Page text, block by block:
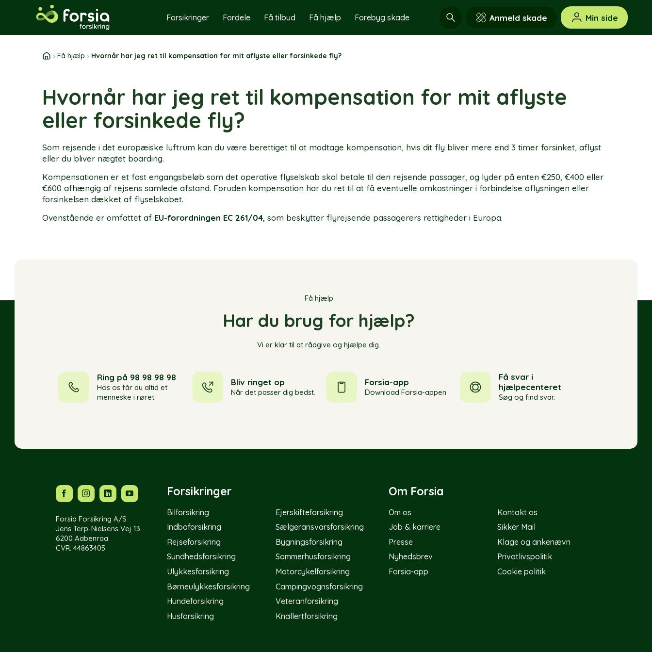
Forsikringer Fordele Få tilbud Få hjælp Forebyg skade Anmeld skade Min side
Få hjælp Hvornår har jeg ret til kompensation for mit aflyste eller forsinkede fly?
Hvornår har jeg ret til kompensation for mit aflyste
eller forsinkede fly?
Som rejsende i det europæiske luftrum kan du være berettiget til at modtage kompensation, hvis dit fly bliver mere end 3 timer forsinket, aflyst
eller du bliver nægtet boarding.
Kompensationen er et fast engangsbeløb som det operative flyselskab skal betale til den rejsende passager, og lyder på enten €250, €400 eller
€600 afhængig af rejsens samlede afstand. Foruden kompensation har du ret til at få eventuelle omkostninger i forbindelse aflysningen eller
forsinkelsen dækket af flyselskabet.
Ovenstående er omfattet af EU-forordningen EC 261/04, som beskytter flyrejsende passagerers rettigheder i Europa.
Få hjælp
Har du brug for hjælp?
Vi er klar til at rådgive og hjælpe dig.
Ring på 98 98 98 98
Hos os får du altid et
menneske i røret.
Bliv ringet op
Når det passer dig bedst.
Forsia-app
Download Forsia-appen
Få svar i
hjælpecenteret
Søg og find svar.
Forsia Forsikring A/S
Jens Terp-Nielsens Vej 13
6200 Aabenraa
CVR: 44863405
Forsikringer
Bilforsikring
Indboforsikring
Rejseforsikring
Sundhedsforsikring
Ulykkesforsikring
Børneulykkesforsikring
Hundeforsikring
Husforsikring
Ejerskifteforsikring
Sælgeransvarsforsikring
Bygningsforsikring
Sommerhusforsikring
Motorcykelforsikring
Campingvognsforsikring
Veteranforsikring
Knallertforsikring
Om Forsia
Om os
Job & karriere
Presse
Nyhedsbrev
Forsia-app
Kontakt os
Sikker Mail
Klage og ankenævn
Privatlivspolitik
Cookie politik